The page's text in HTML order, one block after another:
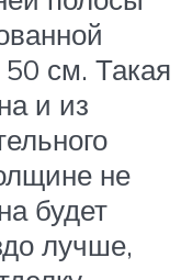
см. Такая
и из
не
будет
лучше,